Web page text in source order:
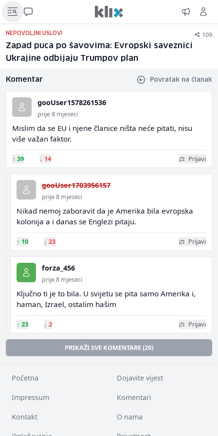
NEPOVOLJNI USLOVI 109
Zapad puca po šavovima: Evropski saveznici
Ukrajine odbijaju Trumpov plan
Komentar Povratak na članak
gooUser1578261536
prije 8 mjeseci
Mislim da se EU i njene članice ništa neće pitati, nisu
više važan faktor.
↑ 39 ↓ 14 Prijavi
gooUser1703956157
prije 8 mjeseci
Nikad nemoj zaboravit da je Amerika bila evropska
kolonija a i danas se Englezi pitaju.
↑ 10 ↓ 23 Prijavi
forza_456
prije 8 mjeseci
Ključno ti je to bila. U svijetu se pita samo Amerika i,
haman, Izrael, ostalim hašim
↑ 23 ↓ 2 Prijavi
PRIKAŽI SVE KOMENTARE (20)
Početna Dojavite vijest
Impressum Komentari
Kontakt O nama